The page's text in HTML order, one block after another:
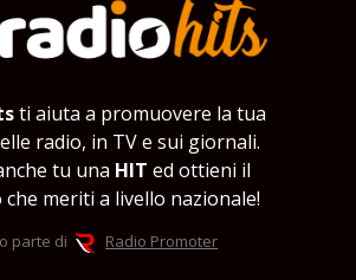
ti aiuta a promuovere la tua
radio, in TV e sui giornali.
tu una HIT ed ottieni il
che meriti a livello nazionale!
parte di Radio Promoter